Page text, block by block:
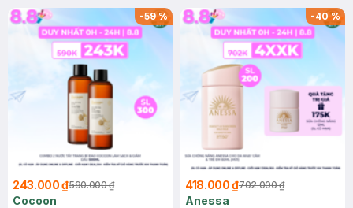
-59%
243.000 ₫590.000 ₫
Cocoon
-40%
418.000 ₫702.000 ₫
Anessa